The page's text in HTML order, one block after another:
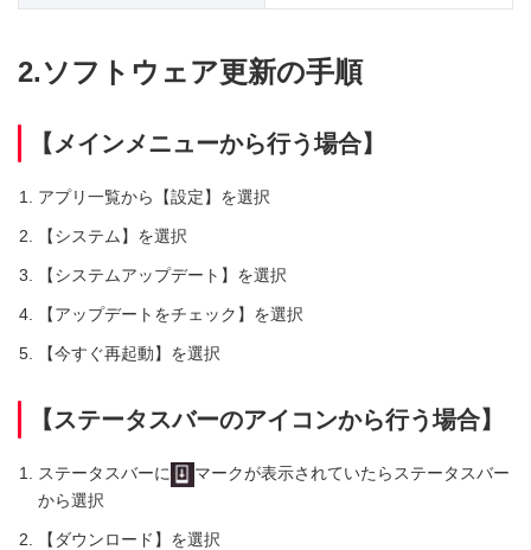
2.ソフトウェア更新の手順
【メインメニューから行う場合】
アプリ一覧から【設定】を選択
【システム】を選択
【システムアップデート】を選択
【アップデートをチェック】を選択
【今すぐ再起動】を選択
【ステータスバーのアイコンから行う場合】
ステータスバーに
マークが表示されていたらステータスバー
から選択
【ダウンロード】を選択